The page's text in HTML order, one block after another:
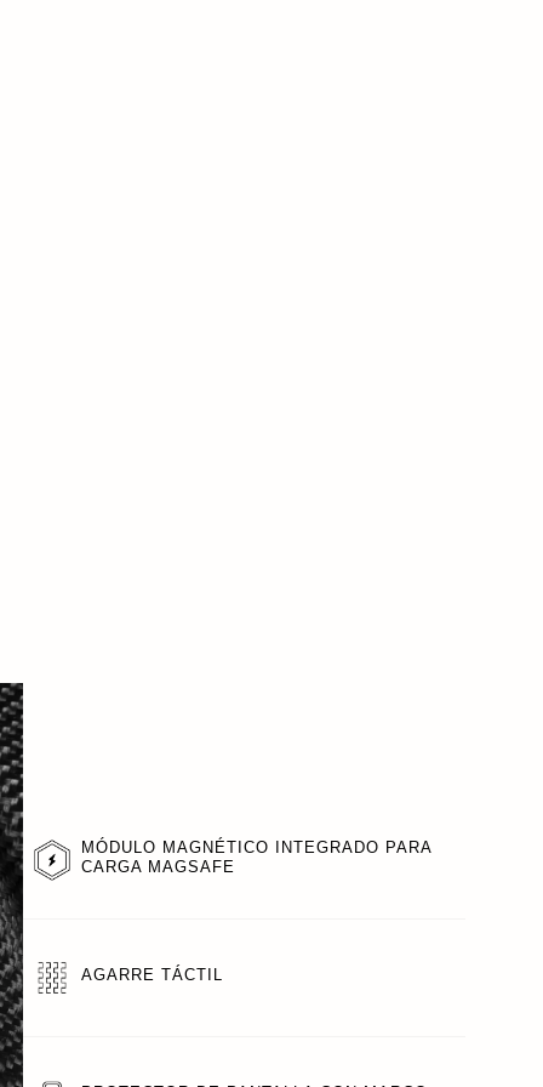
MÓDULO MAGNÉTICO INTEGRADO PARA
CARGA MAGSAFE
AGARRE TÁCTIL